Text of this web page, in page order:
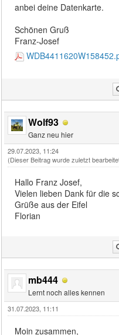
anbei deine Datenkarte.
Schönen Gruß
Franz-Josef
Wolf93
Ganz neu hier
29.07.2023, 11:24
(Dieser Beitrag wurde zuletzt
Hallo Franz Josef,
Vielen lieben Dank für die
Grüße aus der Eifel
Florian
mb444
Lernt noch alles kennen
31.07.2023, 11:11
Moin zusammen,